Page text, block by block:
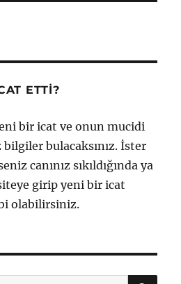
ETTI?
bir icat ve onun mucidi
bilgiler bulacaksınız. İster
canınız sıkıldığında ya
girip yeni bir icat
olabilirsiniz.